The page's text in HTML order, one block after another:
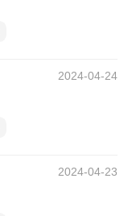
2024-04-24
2024-04-23